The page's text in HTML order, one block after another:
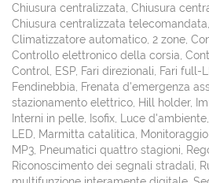
Chiusura centralizzata, Chiusura
Chiusura centralizzata
Climatizzatore automatico, 2 zone,
Controllo elettronico della corsia,
Control, ESP, Fari direzionali, Fari full-
Fendinebbia, Frenata d'emergenza
stazionamento elettrico, Hill holder,
Interni in pelle, Isofix, Luce
LED, Marmitta catalitica,
MP3, Pneumatici quattro stagioni,
Riconoscimento dei segnali stradali,